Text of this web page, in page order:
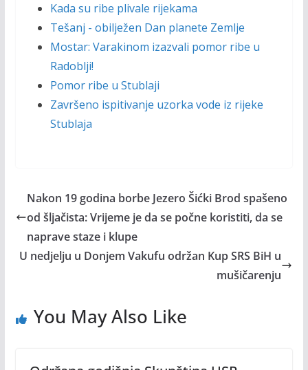
Kada su ribe plivale rijekama
Tešanj - obilježen Dan planete Zemlje
Mostar: Varakinom izazvali pomor ribe u
Radoblji!
Pomor ribe u Stublaji
Završeno ispitivanje uzorka vode iz rijeke
Stublaja
Nakon 19 godina borbe Jezero Šićki Brod spašeno
od šljačista: Vrijeme je da se počne koristiti, da se
naprave staze i klupe
U nedjelju u Donjem Vakufu održan Kup SRS BiH u
mušičarenju
You May Also Like